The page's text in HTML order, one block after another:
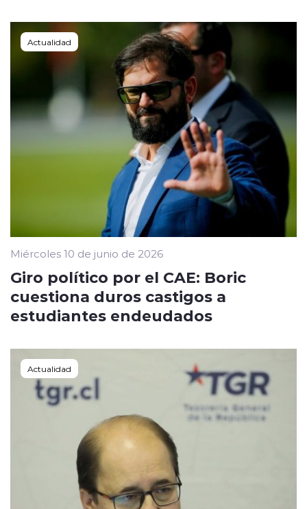
Actualidad
Miércoles 10 de junio de 2026
Giro político por el CAE: Boric
cuestiona duros castigos a
estudiantes endeudados
Actualidad